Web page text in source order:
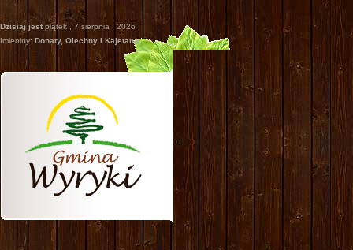
Dzisiaj jest piątek , 7 sierpnia , 2026
Imieniny: Donaty, Olechny i Kajetana